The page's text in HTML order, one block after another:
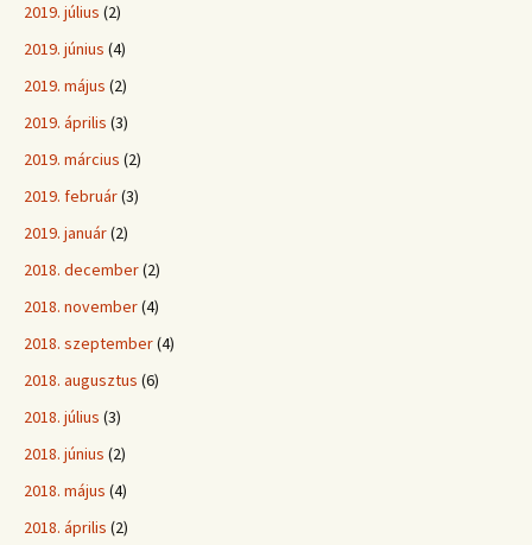
2019. július (2)
2019. június (4)
2019. május (2)
2019. április (3)
2019. március (2)
2019. február(3)
2019. január(2)
2018. december(2)
2018. november(4)
2018. szeptember(4)
2018. augusztus (6)
2018. július (3)
2018. június (2)
2018. május (4)
2018. április (2)